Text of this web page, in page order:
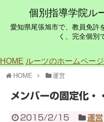
個別指導学院ル
愛知県尾張旭市で、教員免許
く、完全個別
HOME ルーツのホームページ
HOME 運営
メンバーの固定化・
2015/2/15 運営